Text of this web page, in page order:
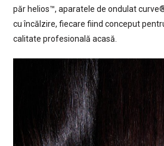
păr helios™, aparatele de ondulat
cu încălzire, fiecare fiind conceput
calitate profesională acasă.